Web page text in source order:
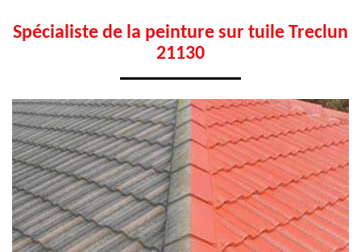
Spécialiste de la peinture sur tuile Treclun
21130